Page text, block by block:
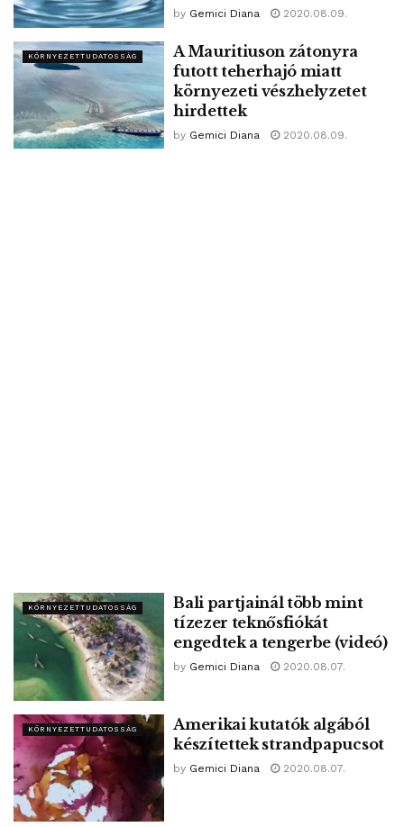
by Gemici Diana 2020.08.09.
KÖRNYEZETTUDATOSSÁG
A Mauritiuson zátonyra
futott teherhajó miatt
környezeti vészhelyzetet
hirdettek
by Gemici Diana 2020.08.09.
KÖRNYEZETTUDATOSSÁG
Bali partjainál több mint
tízezer teknősfiókát
engedtek a tengerbe (videó)
by Gemici Diana 2020.08.07.
KÖRNYEZETTUDATOSSÁG
Amerikai kutatók algából
készítettek strandpapucsot
by Gemici Diana 2020.08.07.